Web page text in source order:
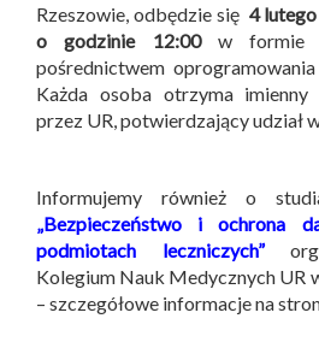
Rzeszowie, odbędzie się 4
o godzinie 12:00w formie
pośrednictwem
Każda osoba otrzyma
przez UR, potwierdzający udział
Informujemy również o
„Bezpieczeństwo i ochrona
podmiotach leczniczych”
Kolegium Nauk Medycznych UR
– szczegółowe informacje na